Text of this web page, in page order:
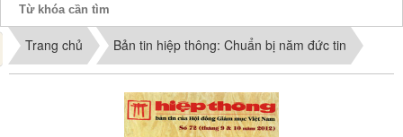
Phiếu Sách
Trang chủ Bản tin hiệp thông: Chuẩn bị năm đức tin